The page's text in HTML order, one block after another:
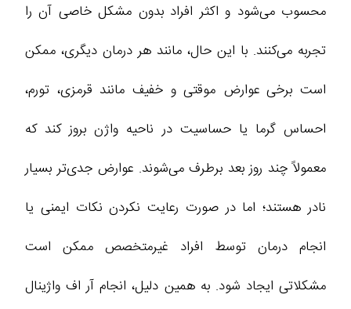
محسوب می‌شود و اکثر افراد بدون مشکل خاصی آن را
تجربه می‌کنند. با این حال، مانند هر درمان دیگری، ممکن
است برخی عوارض موقتی و خفیف مانند قرمزی، تورم،
احساس گرما یا حساسیت در ناحیه واژن بروز کند که
معمولاً چند روز بعد برطرف می‌شوند. عوارض جدی‌تر بسیار
نادر هستند؛ اما در صورت رعایت نکردن نکات ایمنی یا
انجام درمان توسط افراد غیرمتخصص ممکن است
مشکلاتی ایجاد شود. به همین دلیل، انجام آر اف واژینال